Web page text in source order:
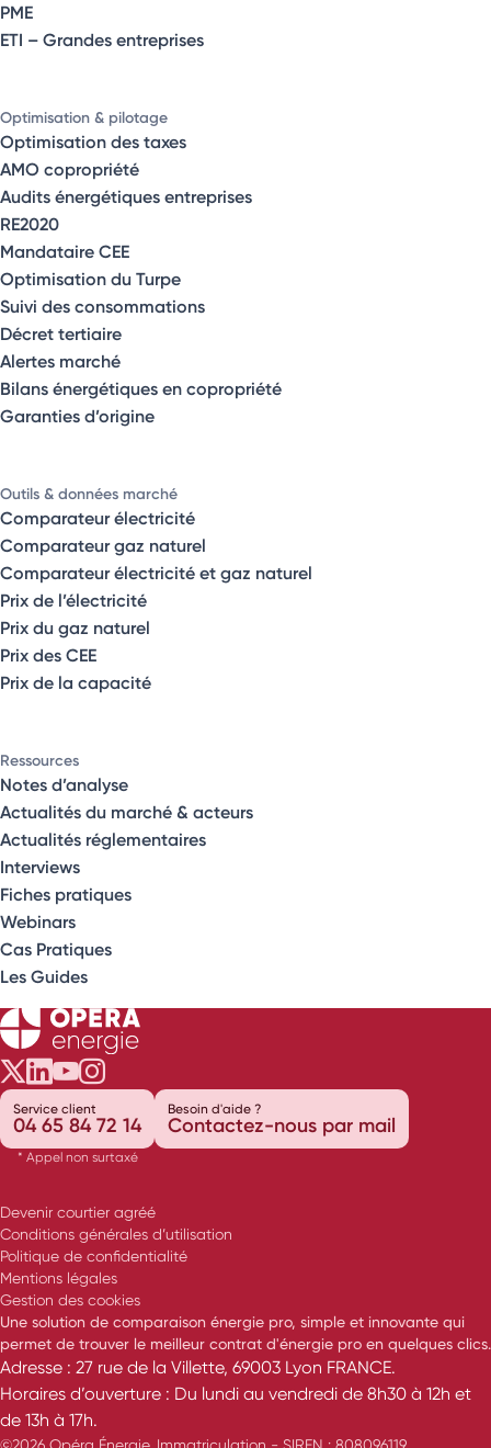
PME
ETI – Grandes entreprises
Optimisation & pilotage
Optimisation des taxes
AMO copropriété
Audits énergétiques entreprises
RE2020
Mandataire CEE
Optimisation du Turpe
Suivi des consommations
Décret tertiaire
Alertes marché
Bilans énergétiques en copropriété
Garanties d’origine
Outils & données marché
Comparateur électricité
Comparateur gaz naturel
Comparateur électricité et gaz naturel
Prix de l’électricité
Prix du gaz naturel
Prix des CEE
Prix de la capacité
Ressources
Notes d’analyse
Actualités du marché & acteurs
Actualités réglementaires
Interviews
Fiches pratiques
Webinars
Cas Pratiques
Les Guides
Opéra Énergie sur Twitter
Opéra Énergie sur LinkedIn
Opéra Énergie sur Youtube
Opéra Énergie sur Instagram
Service client
04 65 84 72 14
* Appel non surtaxé
Besoin d'aide ?
Contactez-nous par mail
Devenir courtier agréé
Conditions générales d’utilisation
Politique de confidentialité
Mentions légales
Gestion des cookies
Une solution de comparaison énergie pro, simple et innovante qui
permet de trouver le meilleur contrat d'énergie pro en quelques clics.
Adresse : 27 rue de la Villette, 69003 Lyon FRANCE.
Horaires d’ouverture : Du lundi au vendredi de 8h30 à 12h et
de 13h à 17h.